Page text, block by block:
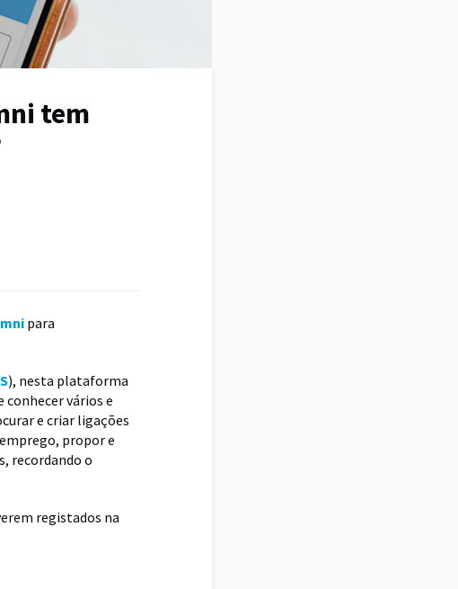
tem
para
), nesta plataforma
vários e
e criar ligações
propor e
recordando o
registados na